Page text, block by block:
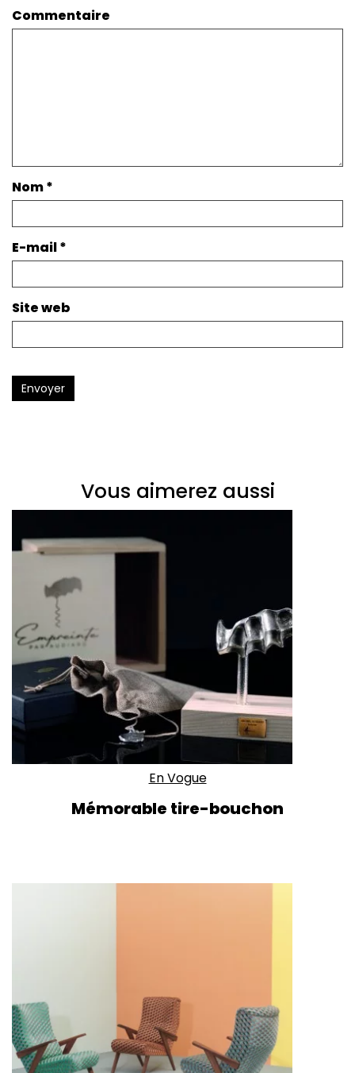
Commentaire
Nom*
E-mail*
Site web
Envoyer
Vous aimerez aussi
En Vogue
Mémorable tire-bouchon